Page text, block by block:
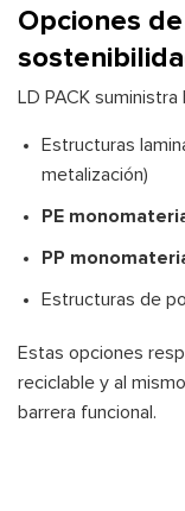
Opciones
LD PACK
Estructuras
metalización)
PE
PP
Estructuras de
Estas opciones
reciclable y al
barrera funcional.